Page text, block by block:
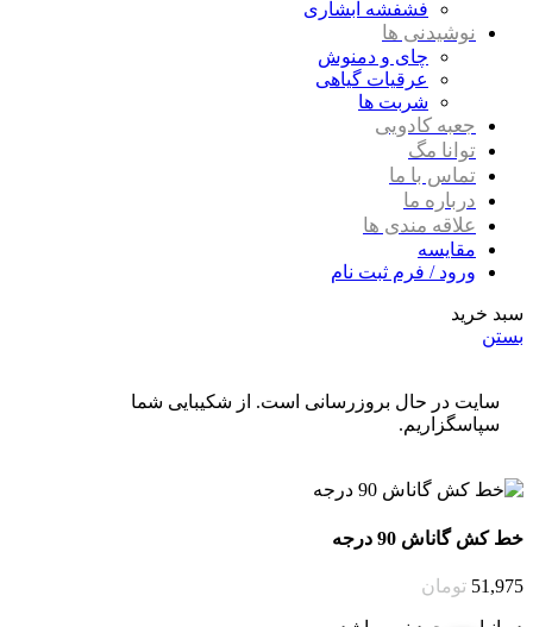
فشفشه آبشاری
نوشیدنی ها
چای و دمنوش
عرقیات گیاهی
شربت ها
جعبه کادویی
توانا مگ
تماس با ما
درباره ما
علاقه مندی ها
مقایسه
ورود / فرم ثبت نام
سبد خرید
بستن
سایت در حال بروزرسانی است. از شکیبایی شما
سپاسگزاریم.
خط کش گاناش 90 درجه
51,975 تومان